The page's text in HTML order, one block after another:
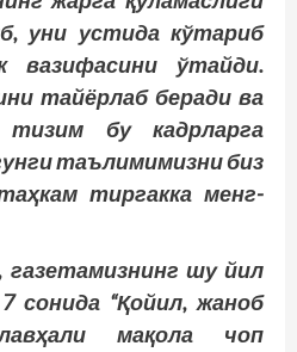
уни устида кўтариб
вазифасини ўтайди.
тайёрлаб беради ва
тизим бу кадрларга
таълимимизни биз
тиргакка менг­
газетамизнинг шу йил
сонида “Қойил, жаноб
мақола чоп